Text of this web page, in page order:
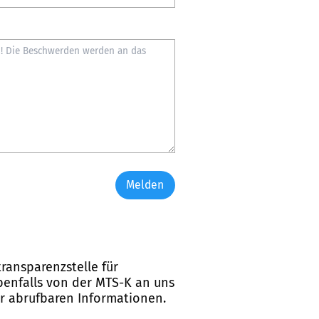
Melden
für
von der MTS-K an uns
abrufbaren Informationen.